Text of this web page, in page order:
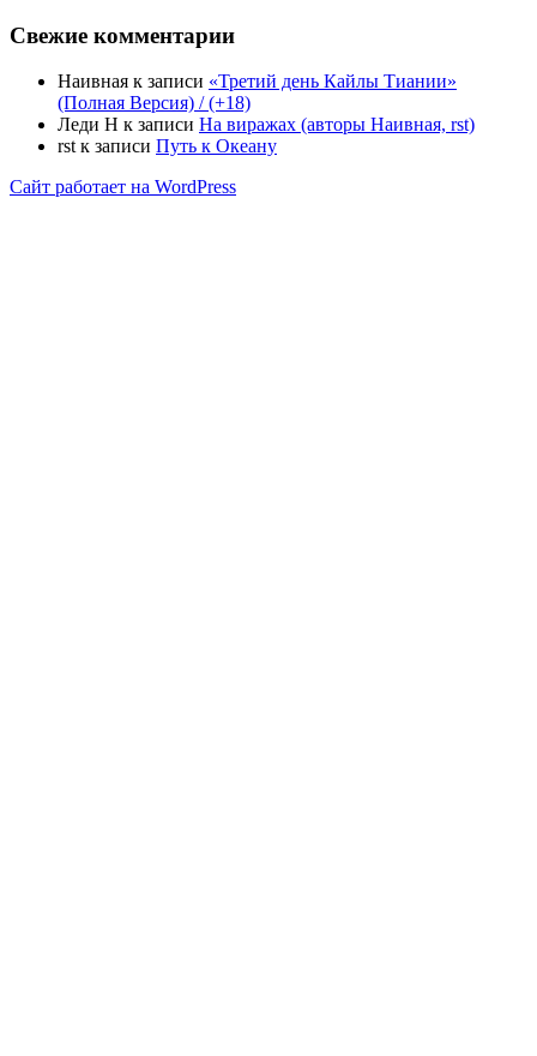
Свежие комментарии
Наивная к записи «Третий день Кайлы Тиании»
(Полная Версия) / (+18)
Леди Н к записи На виражах (авторы Наивная, rst)
rst к записи Путь к Океану
Сайт работает на WordPress